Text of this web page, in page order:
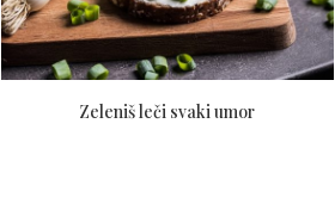
Zeleniš leči svaki umor